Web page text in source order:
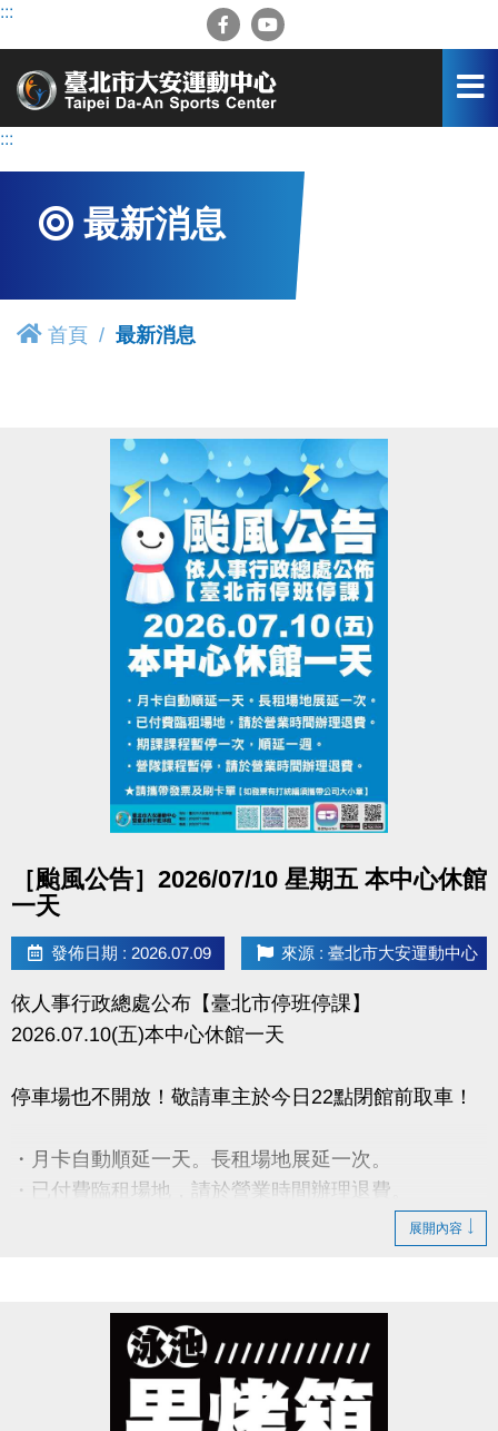
跳
容
:::
:::
最新消息
首頁 最新消息
［颱風公告］2026/07/10 星期五 本中心休館
一天
發佈日期 : 2026.07.09 來源 : 臺北市大安運動中心
依人事行政總處公布【臺北市停班停課】
2026.07.10(五)本中心休館一天
停車場也不開放！敬請車主於今日22點閉館前取車！
・月卡自動順延一天。長租場地展延一次。
・已付費臨租場地，請於營業時間辦理退費。
- 請攜帶發票及刷卡單【如發票有打統編須攜帶公司大
展開內容